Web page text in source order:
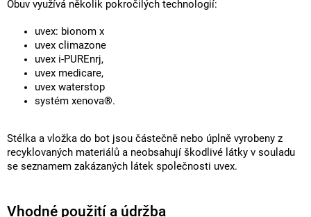
Obuv využívá několik pokročilých technologií:
uvex: bionom x
uvex climazone
uvex i-PUREnrj,
uvex medicare,
uvex waterstop
systém xenova®.
Stélka a vložka do bot jsou částečně nebo úplně vyrobeny z
recyklovaných materiálů a neobsahují škodlivé látky v souladu
se seznamem zakázaných látek společnosti uvex.
Vhodné použití a údržba